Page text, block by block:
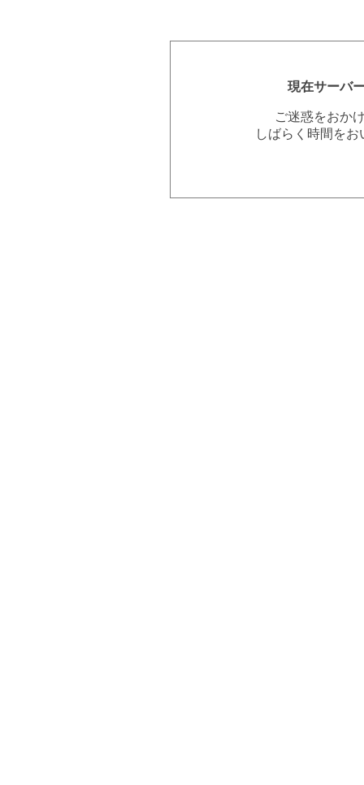
現在サーバ
ご迷惑をおか
しばらく時間を